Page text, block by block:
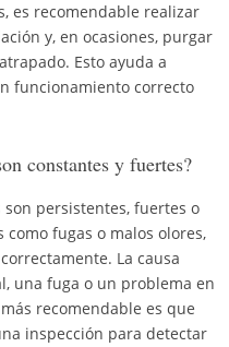
es recomendable realizar
y, en ocasiones, purgar
Esto ayuda a
funcionamiento correcto
constantes y fuertes?
persistentes, fuertes o
fugas o malos olores,
La causa
una fuga o un problema en
recomendable es que
inspección para detectar